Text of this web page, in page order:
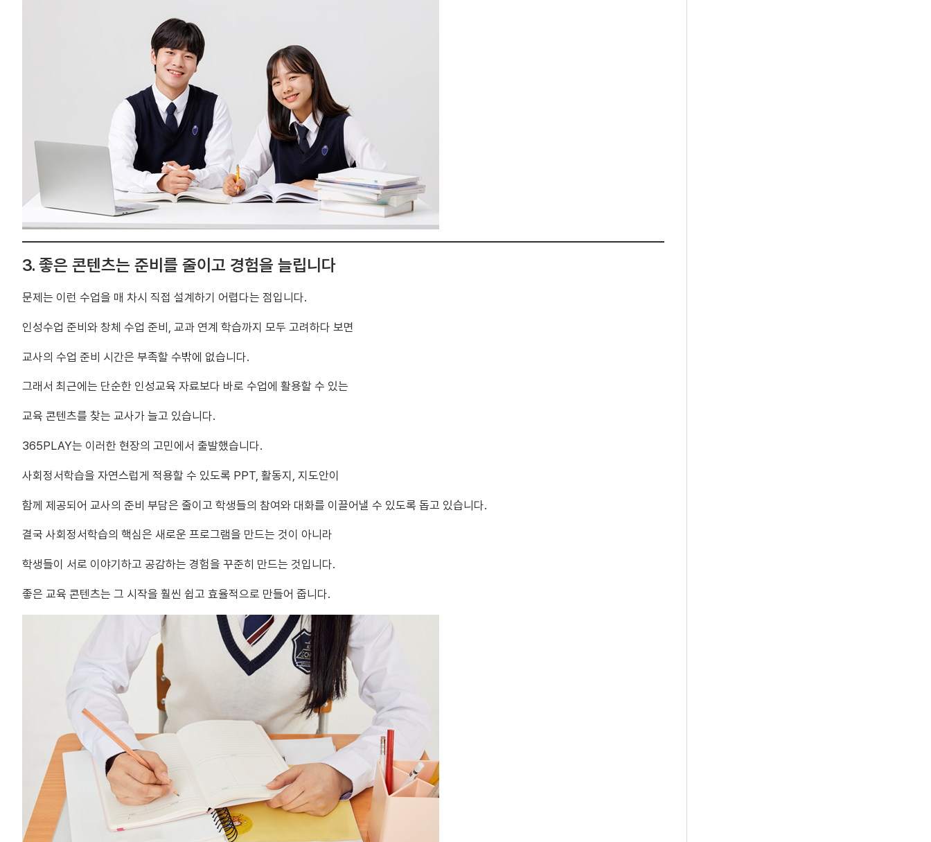
3. 좋은 콘텐츠는 준비를 줄이고 경험을 늘립니다
문제는 이런 수업을 매 차시 직접 설계하기 어렵다는 점입니다.
인성수업 준비와 창체 수업 준비, 교과 연계 학습까지 모두 고려하다 보면
교사의 수업 준비 시간은 부족할 수밖에 없습니다.
그래서 최근에는 단순한 인성교육 자료보다 바로 수업에 활용할 수 있는
교육 콘텐츠를 찾는 교사가 늘고 있습니다.
365PLAY는 이러한 현장의 고민에서 출발했습니다.
사회정서학습을 자연스럽게 적용할 수 있도록 PPT, 활동지, 지도안이
함께 제공되어 교사의 준비 부담은 줄이고 학생들의 참여와 대화를 이끌어낼 수 있도록 돕고 있습니다.
결국 사회정서학습의 핵심은 새로운 프로그램을 만드는 것이 아니라
학생들이 서로 이야기하고 공감하는 경험을 꾸준히 만드는 것입니다.
좋은 교육 콘텐츠는 그 시작을 훨씬 쉽고 효율적으로 만들어 줍니다.